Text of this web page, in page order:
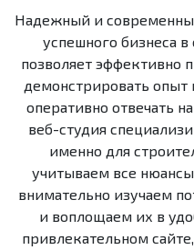
Надежный и
успешного бизнеса
позволяет эффективно
демонстрировать
оперативно отвечать
веб-студия
именно для
учитываем все нюансы
внимательно изучаем
и воплощаем их в
привлекательном